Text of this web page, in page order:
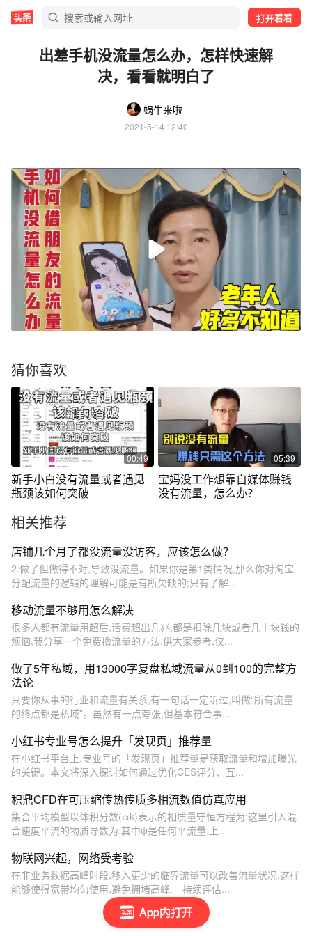
打开看看
App内打开
出差手机没流量怎么办，怎样快速解
决，看看就明白了
蜗牛来啦
2021-5-14 12:40
猜你喜欢
00:49
新手小白没有流量或者遇见
瓶颈该如何突破
05:39
宝妈没工作想靠自媒体赚钱
没有流量，怎么办？
相关推荐
店铺几个月了都没流量没访客，应该怎么做？
2.做了但做得不对,导致没流量。如果你是第1类情况,那么你对淘宝
分配流量的逻辑的理解可能是有所欠缺的;只有了解...
移动流量不够用怎么解决
很多人都有流量用超后,话费超出几兆,都是扣除几块或者几十块钱的
烦恼,我分享一个免费撸流量的方法,供大家参考,仅...
做了5年私域，用13000字复盘私域流量从0到100的完整方
法论
只要你从事的行业和流量有关系,有一句话一定听过,叫做“所有流量
的终点都是私域”。虽然有一点夸张,但基本符合事...
小红书专业号怎么提升「发现页」推荐量
在小红书平台上,专业号的「发现页」推荐量是获取流量和增加曝光
的关键。本文将深入探讨如何通过优化CES评分、互...
积鼎CFD在可压缩传热传质多相流数值仿真应用
集合平均模型以体积分数(αk)表示的相质量守恒方程为:这里引入混
合速度平流的物质导数为:其中ψ是任何平流量,上...
物联网兴起，网络受考验
在非业务数据高峰时段,移入更少的临界流量可以改善流量状况,这样
能够使得宽带均匀使用,避免拥堵高峰。 持续评估...